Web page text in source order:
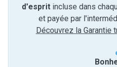
d'esprit incluse dans
et payée par
Découvrez la Garantie